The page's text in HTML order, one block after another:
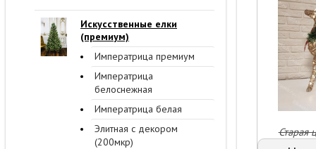
Искусственные елки
(премиум)
Императрица премиум
Императрица
белоснежная
Императрица белая
Элитная с декором
(200мкр)
Старая цена:
Цена: